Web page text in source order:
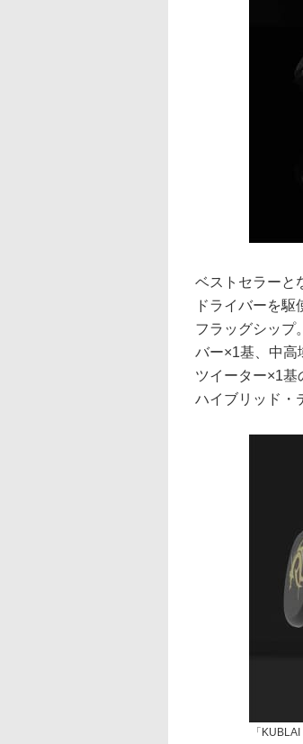
ベストセラーと
ドライバーを
フラッグシップ
バー×1基、中高
ツイーター×1基
ハイブリッド・
「